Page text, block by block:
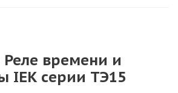
времени и
IEK серии ТЭ15